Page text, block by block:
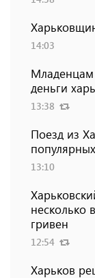
14:03
Младенцам
деньги
13:38
Поезд из
13:10
несколько
гривен
12:54
Харьков